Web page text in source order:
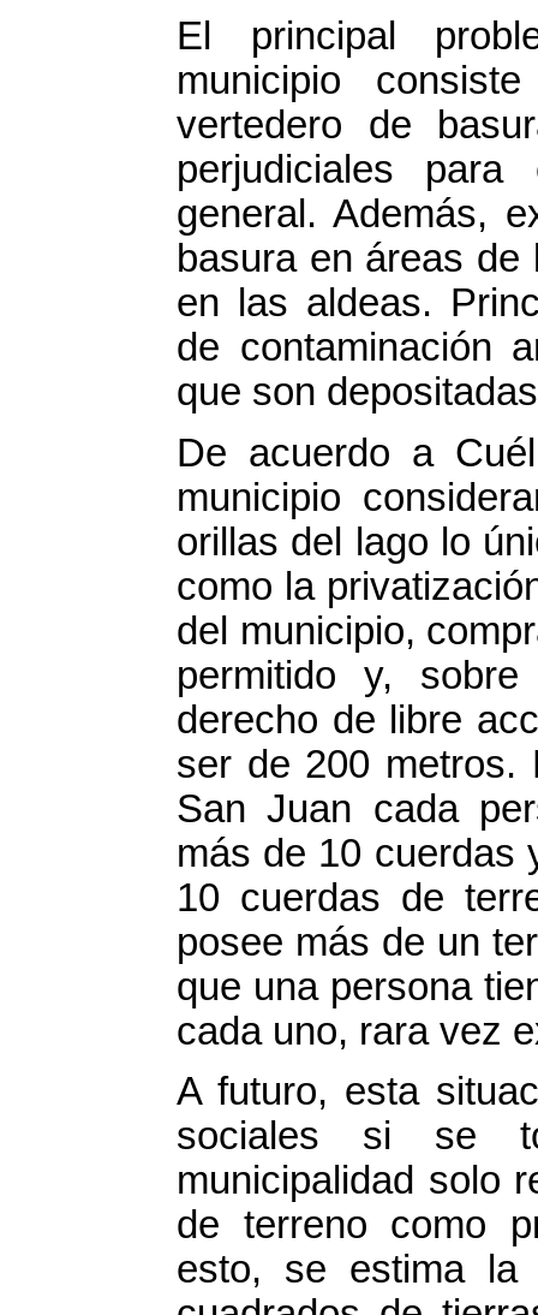
El principal
municipio
vertedero de
perjudiciales
general. Además,
basura en áreas
en las aldeas.
de contaminación
que son
De acuerdo a
municipio
orillas del lago lo
como la
del municipio,
permitido y,
derecho de libre
ser de 200 metros.
San Juan cada
más de 10 cuerdas
10 cuerdas de
posee más de un
que una persona
cada uno, rara vez
A futuro, esta
sociales si se
municipalidad solo
de terreno como
esto, se estima la